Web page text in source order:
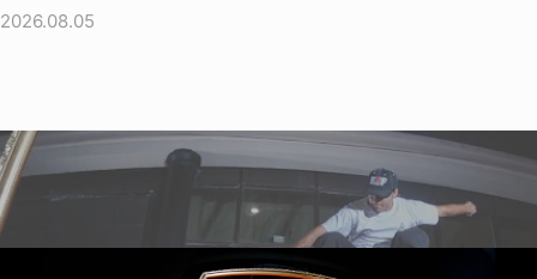
2026.08.05